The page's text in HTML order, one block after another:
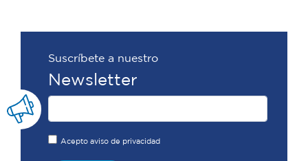
Suscríbete a nuestro
Newsletter
Acepto aviso de privacidad